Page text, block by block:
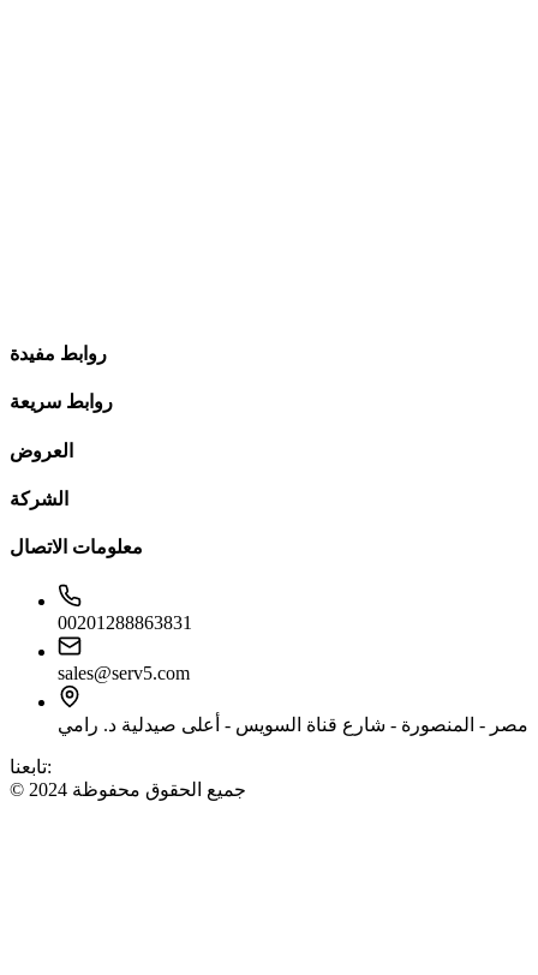
روابط مفيدة
روابط سريعة
العروض
الشركة
معلومات الاتصال
00201288863831
sales@serv5.com
مصر - المنصورة - شارع قناة السويس - أعلى صيدلية د. رامي
تابعنا:
© 2024 جميع الحقوق محفوظة